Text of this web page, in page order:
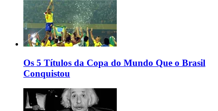
Os 5 Títulos da Copa do Mundo Que o Brasil
Conquistou